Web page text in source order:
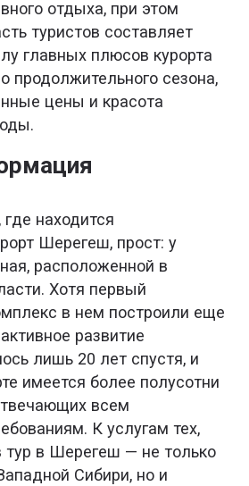
отдыха, при этом
туристов составляет
главных плюсов курорта
продолжительного сезона,
цены и красота
находится
Шерегеш, прост: у
расположенной в
Хотя первый
в нем построили еще
развитие
лишь 20 лет спустя, и
имеется более полусотни
всем
К услугам тех,
тур в Шерегеш — не только
Сибири, но и